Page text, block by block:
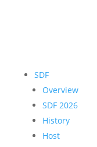
SDF
Overview
SDF 2026
History
Host